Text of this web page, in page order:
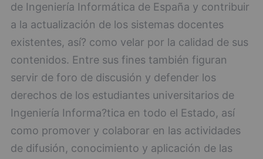
de Ingeniería Informática de España y contribuir
a la actualización de los sistemas docentes
existentes, así? como velar por la calidad de sus
contenidos. Entre sus fines también figuran
servir de foro de discusión y defender los
derechos de los estudiantes universitarios de
Ingeniería Informa?tica en todo el Estado, así
como promover y colaborar en las actividades
de difusión, conocimiento y aplicación de las